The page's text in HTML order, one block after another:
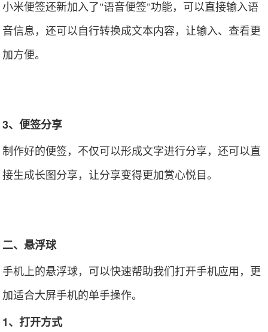
小米便签还新加入了"语音便签"功能，可以直接输入语
音信息，还可以自行转换成文本内容，让输入、查看更
加方便。
3、便签分享
制作好的便签，不仅可以形成文字进行分享，还可以直
接生成长图分享，让分享变得更加赏心悦目。
二、悬浮球
手机上的悬浮球，可以快速帮助我们打开手机应用，更
加适合大屏手机的单手操作。
1、打开方式